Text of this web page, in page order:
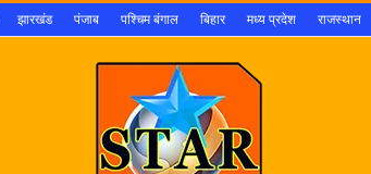
झारखंड पंजाब पश्चिम बंगाल बिहार मध्य प्रदेश राजस्थान